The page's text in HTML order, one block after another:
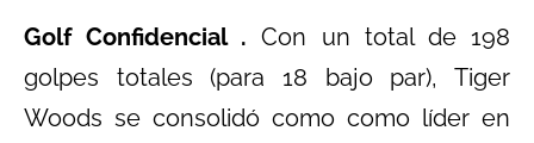
Golf Confidencial .Con un total de 198
golpes totales (para 18 bajo par), Tiger
Woods se consolidó como como líder en